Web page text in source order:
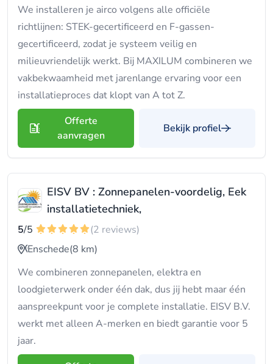
We installeren je airco volgens alle officiële
richtlijnen: STEK-gecertificeerd en F-gassen-
gecertificeerd, zodat je systeem veilig en
milieuvriendelijk werkt. Bij MAXILUM combineren we
vakbekwaamheid met jarenlange ervaring voor een
installatieproces dat klopt van A tot Z.
Offerte
aanvragen
Bekijk profiel
EISV BV : Zonnepanelen-voordelig, Eek
installatietechniek,
5/5
(2 reviews)
Enschede(8 km)
We combineren zonnepanelen, elektra en
loodgieterwerk onder één dak, dus jij hebt maar één
aanspreekpunt voor je complete installatie. EISV B.V.
werkt met alleen A-merken en biedt garantie voor 5
jaar.